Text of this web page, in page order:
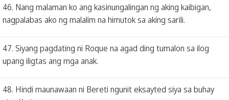
46. Nang malaman ko ang kasinungalingan ng aking kaibigan,
nagpalabas ako ng malalim na himutok sa aking sarili.
47. Siyang pagdating ni Roque na agad ding tumalon sa ilog
upang iligtas ang mga anak.
48. Hindi maunawaan ni Bereti ngunit eksayted siya sa buhay